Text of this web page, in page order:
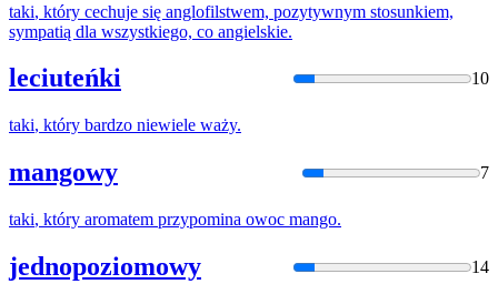
taki, który cechuje się anglofilstwem, pozytywnym stosunkiem,
sympatią dla wszystkiego, co angielskie.
leciuteńki 10
taki, który bardzo niewiele waży.
mangowy 7
taki, który aromatem przypomina owoc mango.
jednopoziomowy 14